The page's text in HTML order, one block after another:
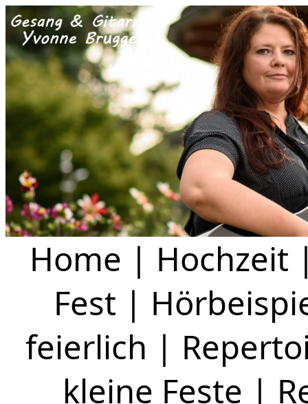
Home | Hochzeit
Fest |
feierlich |
kleine Feste |